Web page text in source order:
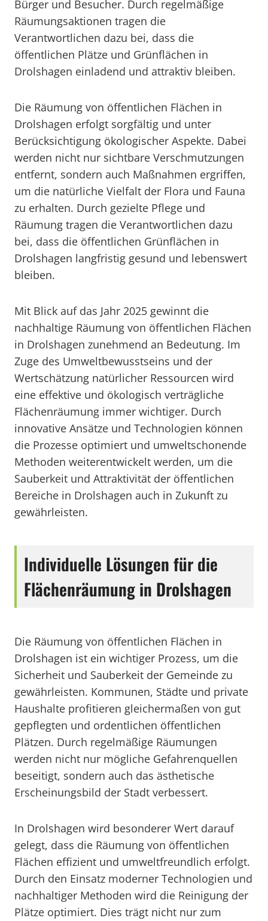
Bürger und Besucher. Durch regelmäßige
Räumungsaktionen tragen die
Verantwortlichen dazu bei, dass die
öffentlichen Plätze und Grünflächen in
Drolshagen einladend und attraktiv bleiben.
Die Räumung von öffentlichen Flächen in
Drolshagen erfolgt sorgfältig und unter
Berücksichtigung ökologischer Aspekte. Dabei
werden nicht nur sichtbare Verschmutzungen
entfernt, sondern auch Maßnahmen ergriffen,
um die natürliche Vielfalt der Flora und Fauna
zu erhalten. Durch gezielte Pflege und
Räumung tragen die Verantwortlichen dazu
bei, dass die öffentlichen Grünflächen in
Drolshagen langfristig gesund und lebenswert
bleiben.
Mit Blick auf das Jahr 2025 gewinnt die
nachhaltige Räumung von öffentlichen Flächen
in Drolshagen zunehmend an Bedeutung. Im
Zuge des Umweltbewusstseins und der
Wertschätzung natürlicher Ressourcen wird
eine effektive und ökologisch verträgliche
Flächenräumung immer wichtiger. Durch
innovative Ansätze und Technologien können
die Prozesse optimiert und umweltschonende
Methoden weiterentwickelt werden, um die
Sauberkeit und Attraktivität der öffentlichen
Bereiche in Drolshagen auch in Zukunft zu
gewährleisten.
Individuelle Lösungen für die
Flächenräumung in Drolshagen
Die Räumung von öffentlichen Flächen in
Drolshagen ist ein wichtiger Prozess, um die
Sicherheit und Sauberkeit der Gemeinde zu
gewährleisten. Kommunen, Städte und private
Haushalte profitieren gleichermaßen von gut
gepflegten und ordentlichen öffentlichen
Plätzen. Durch regelmäßige Räumungen
werden nicht nur mögliche Gefahrenquellen
beseitigt, sondern auch das ästhetische
Erscheinungsbild der Stadt verbessert.
In Drolshagen wird besonderer Wert darauf
gelegt, dass die Räumung von öffentlichen
Flächen effizient und umweltfreundlich erfolgt.
Durch den Einsatz moderner Technologien und
nachhaltiger Methoden wird die Reinigung der
Plätze optimiert. Dies trägt nicht nur zum